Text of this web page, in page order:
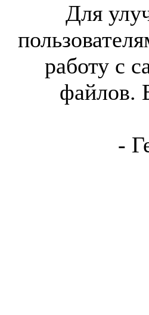
Для
работу с
файлов.
-